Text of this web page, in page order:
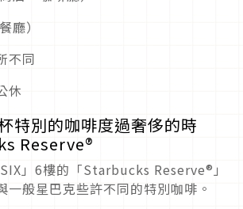
廳）
不同
休
特別的咖啡度過奢侈的時
Reserve®
」6樓的「Starbucks Reserve®」
一般星巴克些許不同的特別咖啡。